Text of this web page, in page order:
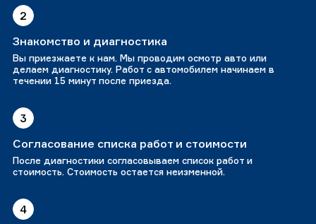
2
Знакомство и диагностика
Вы приезжаете к нам. Мы проводим осмотр авто или
делаем диагностику. Работ с автомобилем начинаем в
течении 15 минут после приезда.
3
Согласование списка работ и стоимости
После диагностики согласовываем список работ и
стоимость. Стоимость остается неизменной.
4